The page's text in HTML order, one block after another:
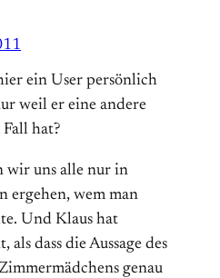
ein User persönlich
weil er eine andere
hat?
wir uns alle nur in
ergehen, wem man
Und Klaus hat
als dass die Aussage des
genau